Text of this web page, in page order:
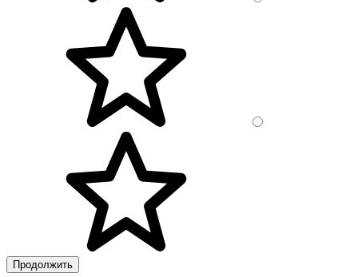
Продолжить